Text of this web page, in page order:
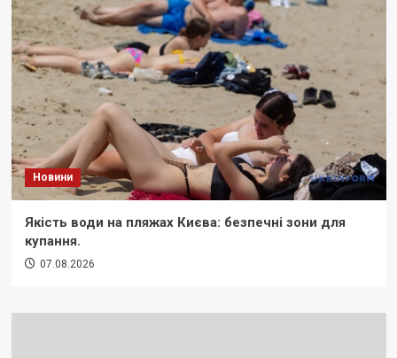
Новини
Якість води на пляжах Києва: безпечні зони для
купання.
07.08.2026